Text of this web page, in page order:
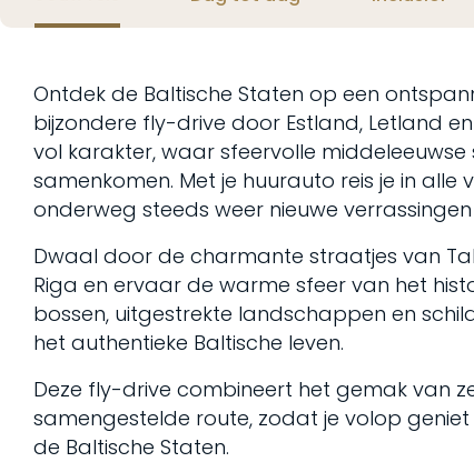
Ontdek de Baltische Staten op een
bijzondere fly-drive door Estland, Letland
vol karakter, waar sfeervolle
samenkomen. Met je huurauto reis je in
onderweg steeds weer nieuwe
Dwaal door de charmante straatjes van
Riga en ervaar de warme sfeer van het
bossen, uitgestrekte landschappen en
het authentieke Baltische leven.
Deze fly-drive combineert het gemak van
samengestelde route, zodat je volop
de Baltische Staten.